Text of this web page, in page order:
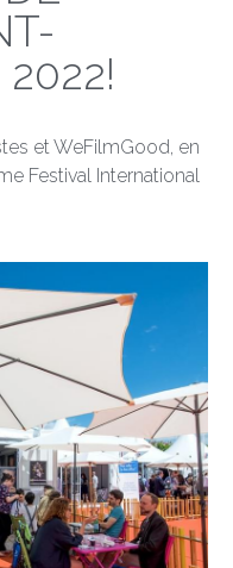
2022!
et WeFilmGood, en
Festival International